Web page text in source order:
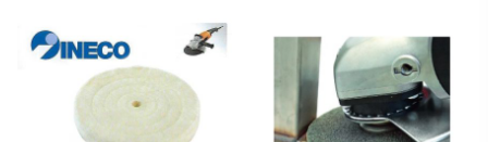
range:
1.83 €
range:
through
4.85 €